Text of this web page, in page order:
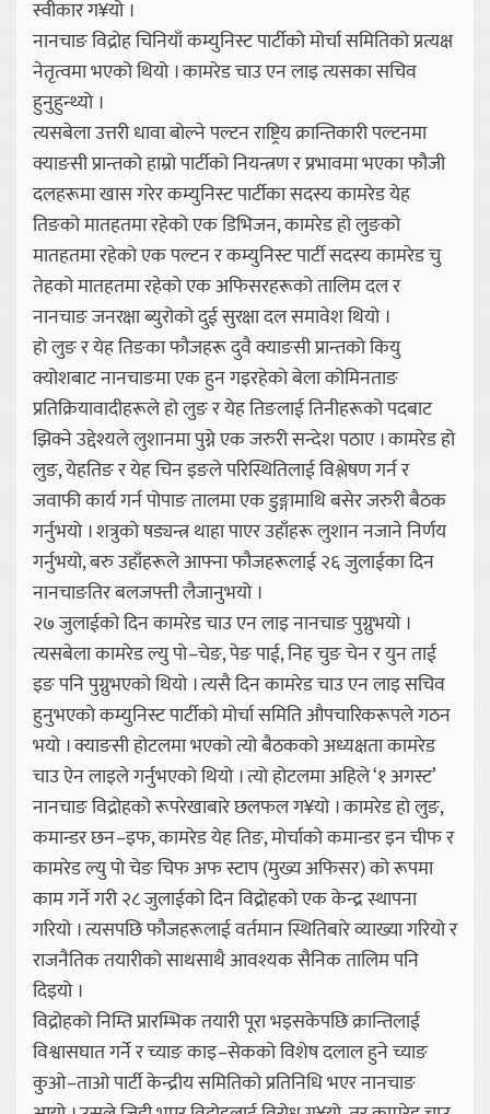
स्वीकार ग¥यो ।
नानचाङ विद्रोह चिनियाँ कम्युनिस्ट पार्टीको मोर्चा समितिको प्रत्यक्ष
नेतृत्वमा भएको थियो । कामरेड चाउ एन लाइ त्यसका सचिव
हुनुहुन्थ्यो ।
त्यसबेला उत्तरी धावा बोल्ने पल्टन राष्ट्रिय क्रान्तिकारी पल्टनमा
क्याङसी प्रान्तको हाम्रो पार्टीको नियन्त्रण र प्रभावमा भएका फौजी
दलहरूमा खास गरेर कम्युनिस्ट पार्टीका सदस्य कामरेड येह
तिङको मातहतमा रहेको एक डिभिजन, कामरेड हो लुङको
मातहतमा रहेको एक पल्टन र कम्युनिस्ट पार्टी सदस्य कामरेड चु
तेहको मातहतमा रहेको एक अफिसरहरूको तालिम दल र
नानचाङ जनरक्षा ब्युरोको दुई सुरक्षा दल समावेश थियो ।
हो लुङ र येह तिङका फौजहरू दुवै क्याङसी प्रान्तको कियु
क्योशबाट नानचाङमा एक हुन गइरहेको बेला कोमिनताङ
प्रतिक्रियावादीहरूले हो लुङ र येह तिङलाई तिनीहरूको पदबाट
झिक्ने उद्देश्यले लुशानमा पुग्ने एक जरुरी सन्देश पठाए । कामरेड हो
लुङ, येहतिङ र येह चिन इङले परिस्थितिलाई विश्लेषण गर्न र
जवाफी कार्य गर्न पोपाङ तालमा एक डुङ्गामाथि बसेर जरुरी बैठक
गर्नुभयो । शत्रुको षड्यन्त्र थाहा पाएर उहाँहरू लुशान नजाने निर्णय
गर्नुभयो, बरु उहाँहरूले आफ्ना फौजहरूलाई २६ जुलाईका दिन
नानचाङतिर बलजफ्ती लैजानुभयो ।
२७ जुलाईको दिन कामरेड चाउ एन लाइ नानचाङ पुग्नुभयो ।
त्यसबेला कामरेड ल्यु पो–चेङ, पेङ पाई, निह चुङ चेन र युन ताई
इङ पनि पुग्नुभएको थियो । त्यसै दिन कामरेड चाउ एन लाइ सचिव
हुनुभएको कम्युनिस्ट पार्टीको मोर्चा समिति औपचारिकरूपले गठन
भयो । क्याङसी होटलमा भएको त्यो बैठकको अध्यक्षता कामरेड
चाउ ऐन लाइले गर्नुभएको थियो । त्यो होटलमा अहिले ‘१ अगस्ट’
नानचाङ विद्रोहको रूपरेखाबारे छलफल ग¥यो । कामरेड हो लुङ,
कमान्डर छन–इफ, कामरेड येह तिङ, मोर्चाको कमान्डर इन चीफ र
कामरेड ल्यु पो चेङ चिफ अफ स्टाप (मुख्य अफिसर) को रूपमा
काम गर्ने गरी २८ जुलाईको दिन विद्रोहको एक केन्द्र स्थापना
गरियो । त्यसपछि फौजहरूलाई वर्तमान स्थितिबारे व्याख्या गरियो र
राजनैतिक तयारीको साथसाथै आवश्यक सैनिक तालिम पनि
दिइयो ।
विद्रोहको निम्ति प्रारम्भिक तयारी पूरा भइसकेपछि क्रान्तिलाई
विश्वासघात गर्ने र च्याङ काइ–सेकको विशेष दलाल हुने च्याङ
कुओ–ताओ पार्टी केन्द्रीय समितिको प्रतिनिधि भएर नानचाङ